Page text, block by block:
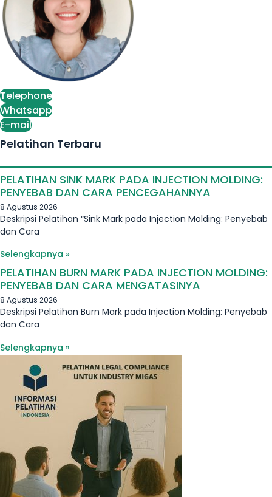
Telephone
Whatsapp
E-mail
Pelatihan Terbaru
PELATIHAN SINK MARK PADA INJECTION MOLDING:
PENYEBAB DAN CARA PENCEGAHANNYA
8 Agustus 2026
Deskripsi Pelatihan “Sink Mark pada Injection Molding: Penyebab
dan Cara
Selengkapnya »
PELATIHAN BURN MARK PADA INJECTION MOLDING:
PENYEBAB DAN CARA MENGATASINYA
8 Agustus 2026
Deskripsi Pelatihan Burn Mark pada Injection Molding: Penyebab
dan Cara
Selengkapnya »